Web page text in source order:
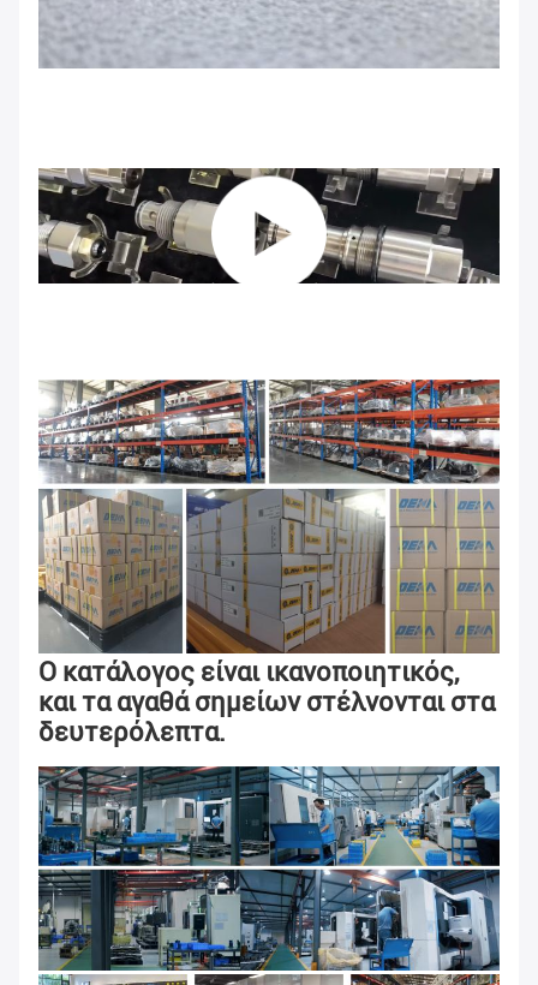
Ο κατάλογος είναι ικανοποιητικός,
και τα αγαθά σημείων στέλνονται στα
δευτερόλεπτα.